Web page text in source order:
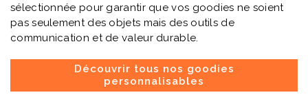
sélectionnée pour garantir que vos goodies ne soient
pas seulement des objets mais des outils de
communication et de valeur durable.
Découvrir tous nos goodies
personnalisables